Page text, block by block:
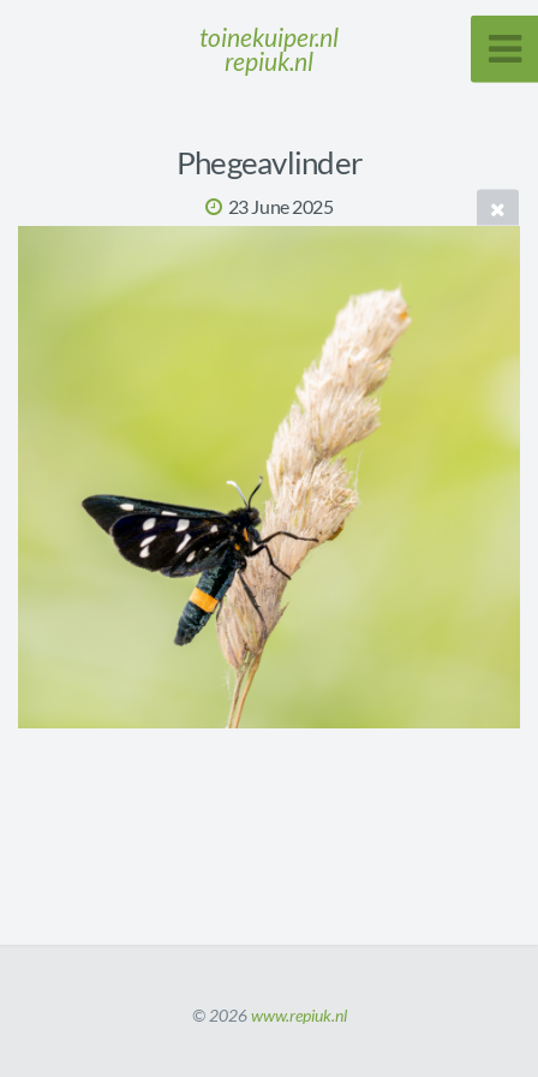
toinekuiper.nl
repiuk.nl
Phegeavlinder
23 June 2025
© 2026www.repiuk.nl